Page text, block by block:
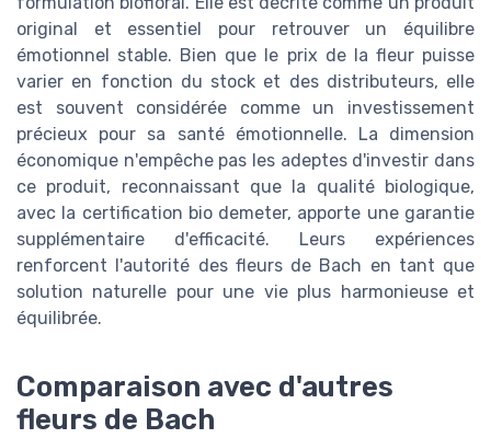
original et essentiel pour retrouver un équilibre
émotionnel stable. Bien que le prix de la fleur puisse
varier en fonction du stock et des distributeurs, elle
est souvent considérée comme un investissement
précieux pour sa santé émotionnelle. La dimension
économique n'empêche pas les adeptes d'investir dans
ce produit, reconnaissant que la qualité biologique,
avec la certification bio demeter, apporte une garantie
supplémentaire d'efficacité. Leurs expériences
renforcent l'autorité des fleurs de Bach en tant que
solution naturelle pour une vie plus harmonieuse et
équilibrée.
Comparaison avec d'autres
fleurs de Bach